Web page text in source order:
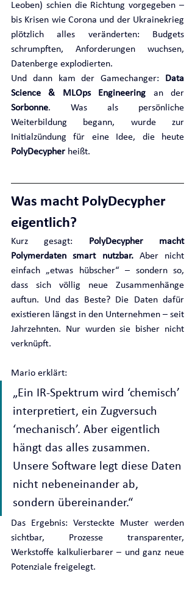
Leoben) schien die Richtung vorgegeben –
bis Krisen wie Corona und der Ukrainekrieg
plötzlich alles veränderten: Budgets
schrumpften, Anforderungen wuchsen,
Datenberge explodierten.
Und dann kam der Gamechanger: Data
Science & MLOps Engineering
Sorbonne. Was als persönliche
Weiterbildung begann, wurde zur
PolyDecypher heißt.
Was macht PolyDecypher
eigentlich?
Kurz gesagt: PolyDecypher macht
Polymerdaten smart nutzbar. Aber nicht
einfach „etwas hübscher“ – sondern so,
dass sich völlig neue Zusammenhänge
auftun. Und das Beste? Die Daten dafür
existieren längst in den Unternehmen – seit
Jahrzehnten. Nur wurden sie bisher nicht
verknüpft.
Mario erklärt:
„Ein IR-Spektrum wird ‘chemisch’
interpretiert, ein Zugversuch
‘mechanisch’. Aber eigentlich
hängt das alles zusammen.
Unsere Software legt diese Daten
nicht nebeneinander ab,
sondern übereinander.“
Das Ergebnis: Versteckte Muster werden
sichtbar, Prozesse transparenter,
Werkstoffe kalkulierbarer – und ganz neue
Potenziale freigelegt.